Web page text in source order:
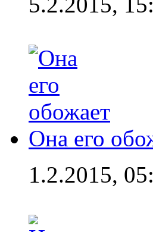
Она его
1.2.2015,